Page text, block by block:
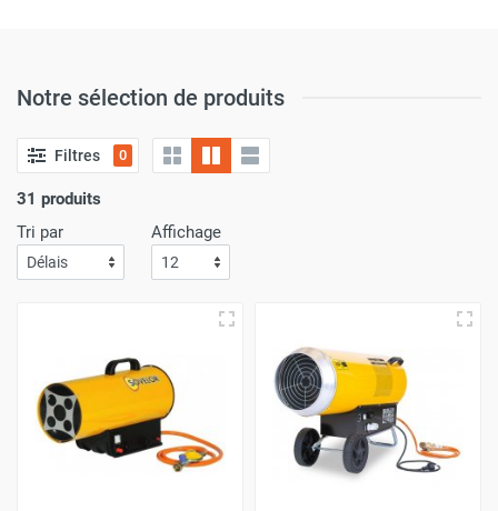
Notre sélection de produits
Filtres 0
31 produits
Tri par
Affichage